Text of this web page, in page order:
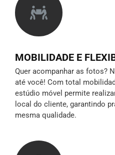
MOBILIDADE E
Quer acompanhar as fotos?
até você! Com total
estúdio móvel permite
local do cliente, garantindo
mesma qualidade.